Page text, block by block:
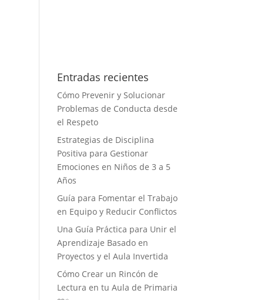
Entradas recientes
Cómo Prevenir y Solucionar
Problemas de Conducta desde
el Respeto
Estrategias de Disciplina
Positiva para Gestionar
Emociones en Niños de 3 a 5
Años
Guía para Fomentar el Trabajo
en Equipo y Reducir Conflictos
Una Guía Práctica para Unir el
Aprendizaje Basado en
Proyectos y el Aula Invertida
Cómo Crear un Rincón de
Lectura en tu Aula de Primaria